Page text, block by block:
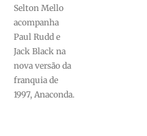
Selton Mello
acompanha
Paul Rudd e
Jack Black na
nova versão da
franquia de
1997, Anaconda.